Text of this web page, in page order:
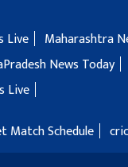
Live Maharashtra
News Today
Live
Match Schedule